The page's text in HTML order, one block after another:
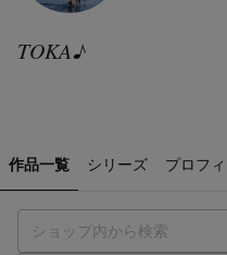
TOKA♪
作品一覧 シリーズ プロフ